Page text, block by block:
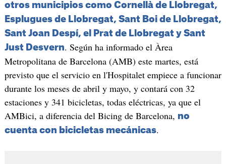
otros municipios como Cornellà de Llobregat,
Esplugues de Llobregat, Sant Boi de Llobregat,
Sant Joan Despí, el Prat de Llobregat y Sant
Just Desvern. Según ha informado el Àrea
Metropolitana de Barcelona (AMB) este martes, está
previsto que el servicio en l'Hospitalet empiece a funcionar
durante los meses de abril y mayo, y contará con 32
estaciones y 341 bicicletas, todas eléctricas, ya que el
AMBici, a diferencia del Bicing de Barcelona, no
cuenta con bicicletas mecánicas.